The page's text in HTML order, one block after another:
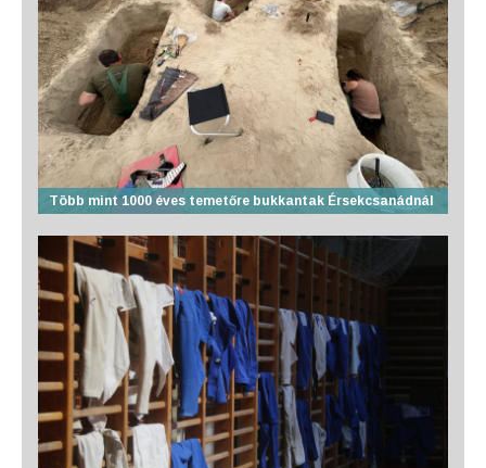
Több mint 1000 éves temetőre bukkantak Érsekcsanádnál